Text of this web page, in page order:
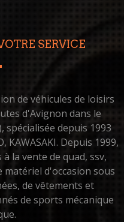
SERVICE
de véhicules de loisirs
d'Avignon dans le
spécialisée depuis 1993
KAWASAKI. Depuis 1999,
la vente de quad, ssv,
matériel d'occasion sous
de vêtements et
de sports mécanique